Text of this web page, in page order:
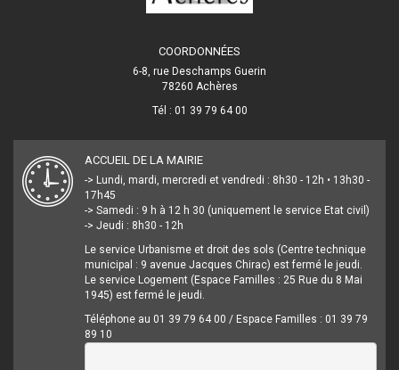
COORDONNÉES
6-8, rue Deschamps Guerin
78260 Achères
Tél : 01 39 79 64 00
ACCUEIL DE LA MAIRIE
-> Lundi, mardi, mercredi et vendredi : 8h30 - 12h • 13h30 -
17h45
-> Samedi : 9 h à 12 h 30 (uniquement le service Etat civil)
-> Jeudi : 8h30 - 12h
Le service Urbanisme et droit des sols (Centre technique
municipal : 9 avenue Jacques Chirac) est fermé le jeudi.
Le service Logement (Espace Familles : 25 Rue du 8 Mai
1945) est fermé le jeudi.
Téléphone au 01 39 79 64 00 / Espace Familles : 01 39 79
89 10